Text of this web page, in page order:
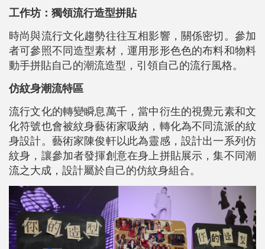
工作坊：獨領流行造型拼貼
時尚與流行文化趨勢往往互相影響，關係密切。參加
者可參照不同造型素材，運用形形色色的布料和物料
動手拼貼自己的潮流造型，引領自己的流行風格。
仿紋身潮流特區
流行文化的轉變瞬息萬千，當中衍生的視覺元素和文
化符號也會被紋身藝術家吸納，轉化為不同流派的紋
身設計。藝術家陳俊軒以此為靈感，設計出一系列仿
紋身，讓參加者發揮創意在身上拼貼展示，集不同潮
流之大成，設計屬於自己的仿紋身組合。